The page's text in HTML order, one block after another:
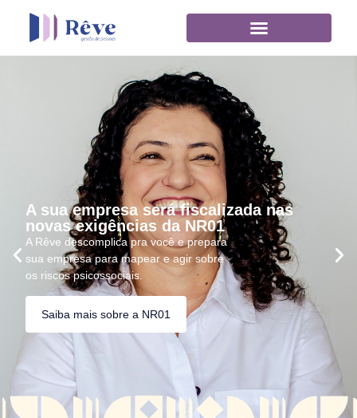
A sua empresa será fiscalizada nas
novas exigências da NR01
A Rêve descomplica pra você e prepara
sua empresa para mapear e agir sobre
os riscos psicossociais.
Saiba mais sobre a NR01